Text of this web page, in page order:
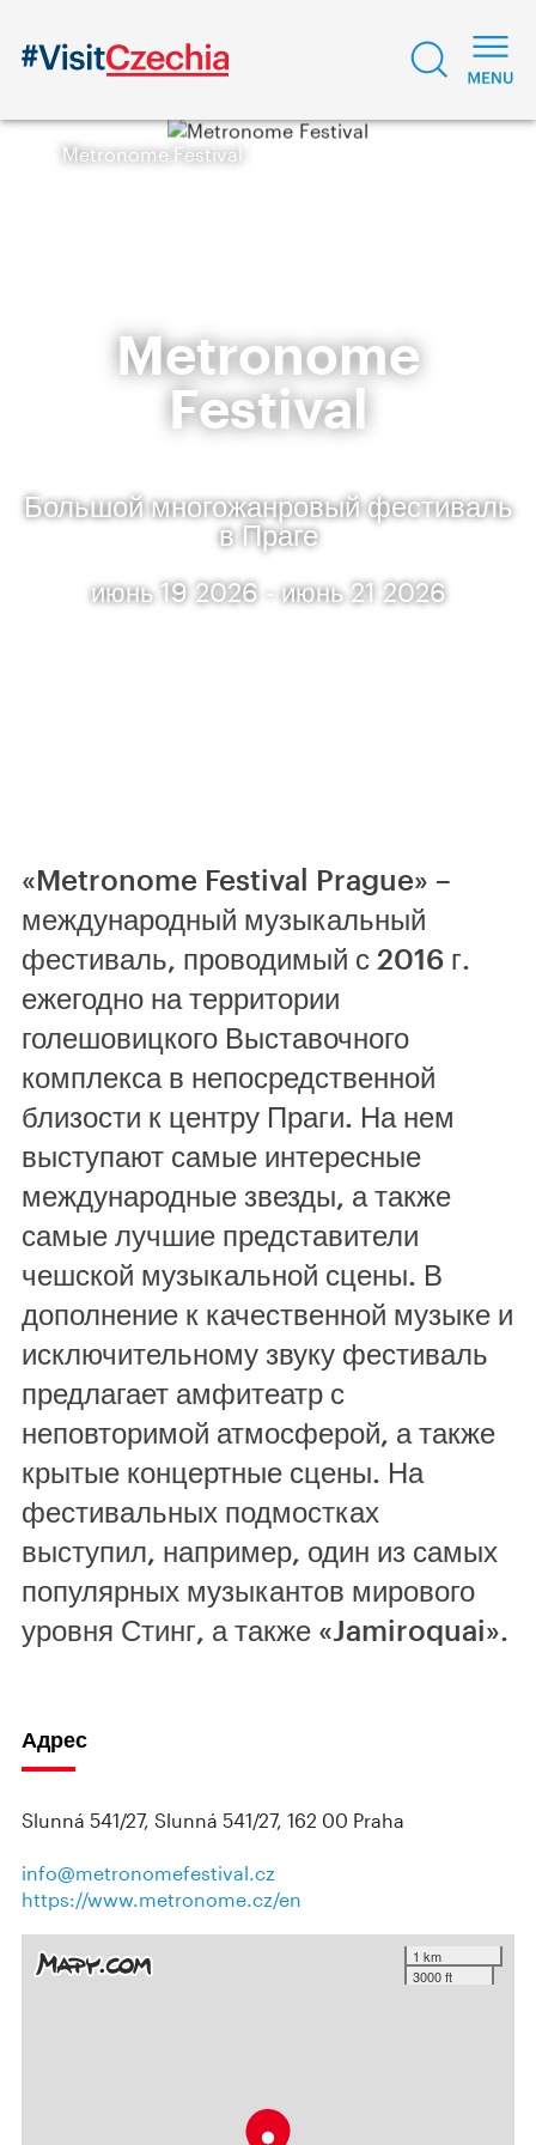
Metronome Festival
Metronome
Festival
Большой многожанровый фестиваль
в Праге
июнь 19 2026 - июнь 21 2026
«Metronome Festival Prague» –
международный музыкальный
фестиваль, проводимый с 2016 г.
ежегодно на территории
голешовицкого Выставочного
комплекса в непосредственной
близости к центру Праги. На нем
выступают самые интересные
международные звезды, а также
самые лучшие представители
чешской музыкальной сцены. В
дополнение к качественной музыке и
исключительному звуку фестиваль
предлагает амфитеатр с
неповторимой атмосферой, а также
крытые концертные сцены. На
фестивальных подмостках
выступил, например, один из самых
популярных музыкантов мирового
уровня Стинг, а также «Jamiroquai».
Адрес
Slunná 541/27, Slunná 541/27, 162 00 Praha
info@metronomefestival.cz
https://www.metronome.cz/en
1 km
3000 ft